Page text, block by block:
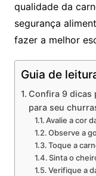
qualidade da
segurança
fazer a melhor
Guia de
Confira 9 dicas
para seu
Avalie a cor
Observe a
Toque a
Sinta o
Verifique a